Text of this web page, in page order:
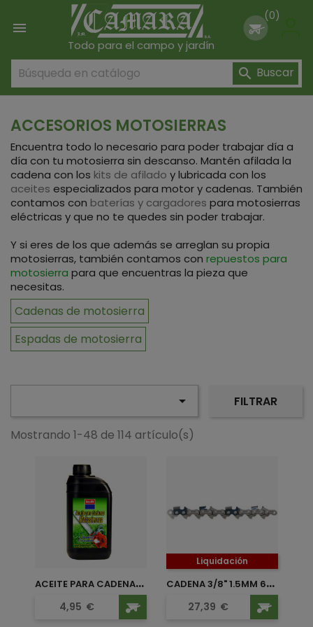

Todo para el campo y jardín
(0)
 Buscar
ACCESORIOS MOTOSIERRAS
Encuentra todo lo necesario para poder trabajar día a
día con tu motosierra sin descanso. Mantén afilada la
cadena con los kits de afilado y lubricada con los
aceites especializados para motor y cadenas. También
contamos con baterías y cargadores para motosierras
eléctricas y que no te quedes sin poder trabajar.
Y si eres de los que además se arreglan su propia
motosierras, también contamos con repuestos para
motosierra para que encuentras la pieza que
necesitas.
Cadenas de motosierra
Espadas de motosierra
 FILTRAR
Mostrando 1-48 de 114 artículo(s)
A
CEITE PARA CADENAS DE...
Precio
4,95 €
C
ADENA 3/8" 1.5MM 68...
Precio
27,39 €
Liquidación